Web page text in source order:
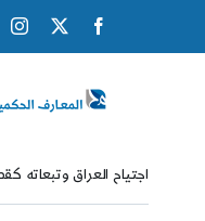
Facebook
X
اجتياح العراق